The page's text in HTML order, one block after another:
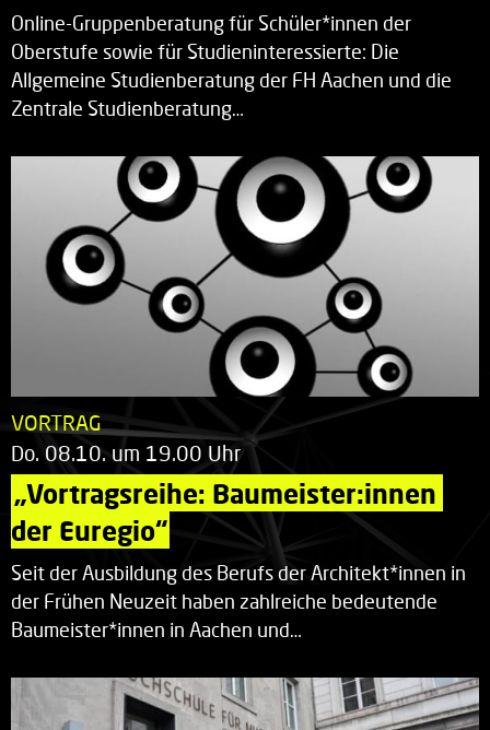
Online-Gruppenberatung für Schüler*innen der
Oberstufe sowie für Studieninteressierte: Die
Allgemeine Studienberatung der FH Aachen und die
Zentrale Studienberatung…
VORTRAG
Do. 08.10. um 19.00 Uhr
„Vortragsreihe: Baumeister:innen
der Euregio“
Seit der Ausbildung des Berufs der Architekt*innen in
der Frühen Neuzeit haben zahlreiche bedeutende
Baumeister*innen in Aachen und…